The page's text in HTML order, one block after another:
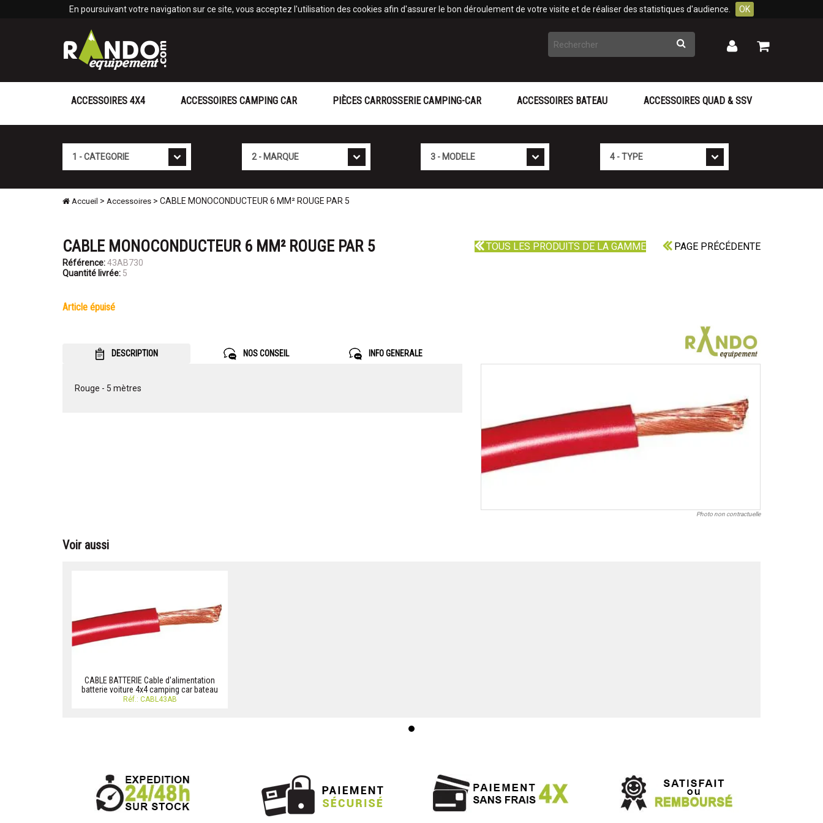
En poursuivant votre navigation sur ce site, vous acceptez l'utilisation des cookies afin d'assurer le bon déroulement de votre visite et de réaliser des statistiques d'audience. OK
Rechercher Mon
Mon
ACCESSOIRES 4X4 ACCESSOIRES CAMPING CAR PIÈCES CARROSSERIE CAMPING-CAR ACCESSOIRES BATEAU ACCESSOIRES QUAD & SSV
Accueil > Accessoires > CABLE MONOCONDUCTEUR 6 MM² ROUGE PAR 5
TOUS LES PRODUITS DE LA GAMME PAGE PRÉCÉDENTE
CABLE MONOCONDUCTEUR 6 MM² ROUGE PAR 5
Référence:43AB730
Quantité livrée: 5
article épuisé
DESCRIPTION NOS CONSEIL INFO GENERALE
Rouge - 5 mètres
Photo non contractuelle
Voir aussi
CABLE BATTERIE Cable d'alimentation
batterie voiture 4x4 camping car bateau
Réf.: CABL43AB
Panneau de gestion des cookies